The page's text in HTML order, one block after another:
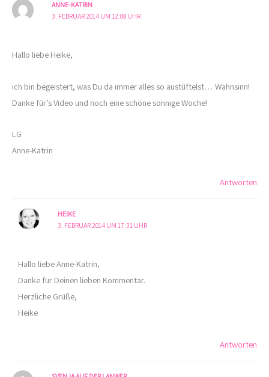
ANNE-KATRIN
3. FEBRUAR 2014 UM 12:08 UHR
Hallo liebe Heike,
ich bin begeistert, was Du da immer alles so austüftelst… Wahnsinn!
Danke für’s Video und noch eine schöne sonnige Woche!
LG
Anne-Katrin
Antworten
HEIKE
3. FEBRUAR 2014 UM 17:31 UHR
Hallo liebe Anne-Katrin,
Danke für Deinen lieben Kommentar.
Herzliche Grüße,
Heike
Antworten